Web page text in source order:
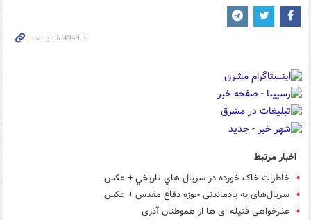
اخبار مرتبط
خاطرات خاک خورده در سريال هاي تاريخي + عکس
سریال‌های به یادماندنی حوزه دفاع مقدس + عکس
عذرخواهی فتیله ای ها از هموطنان آذری‌